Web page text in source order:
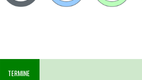
TERMINE